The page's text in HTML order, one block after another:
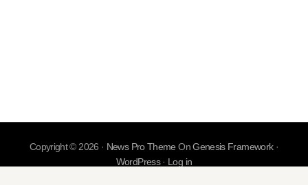
Copyright © 2026 · News Pro Theme OnGenesis Framework·
WordPress· Log in